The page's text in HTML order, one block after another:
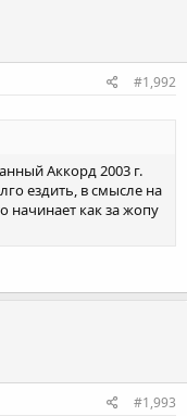
#1,992
Аккорд 2003 г.
ездить, в смысле на
начинает как за жопу
#1,993